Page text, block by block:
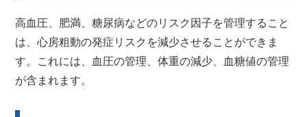
高血圧、肥満、糖尿病などのリスク因子を管理すること
は、心房粗動の発症リスクを減少させることができま
す。これには、血圧の管理、体重の減少、血糖値の管理
が含まれます。